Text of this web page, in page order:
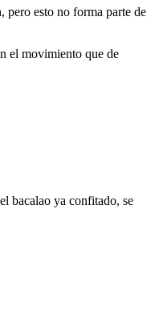
pero esto no forma parte de
el movimiento que de
bacalao ya confitado, se